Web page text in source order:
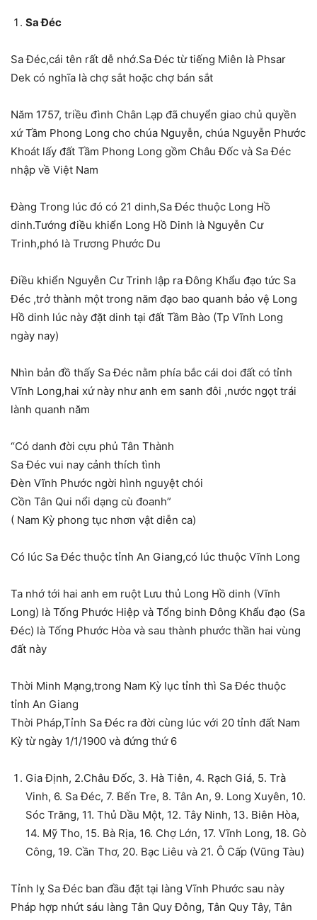
Sa Đéc
Sa Đéc,cái tên rất dễ nhớ.Sa Đéc từ tiếng Miên là Phsar
Dek có nghĩa là chợ sắt hoặc chợ bán sắt
Năm 1757, triều đình Chân Lạp đã chuyển giao chủ quyền
xứ Tầm Phong Long cho chúa Nguyễn, chúa Nguyễn Phước
Khoát lấy đất Tầm Phong Long gồm Châu Đốc và Sa Đéc
nhập về Việt Nam
Đàng Trong lúc đó có 21 dinh,Sa Đéc thuộc Long Hồ
dinh.Tướng điều khiển Long Hồ Dinh là Nguyễn Cư
Trinh,phó là Trương Phước Du
Điều khiển Nguyễn Cư Trinh lập ra Đông Khẩu đạo tức Sa
Đéc ,trở thành một trong năm đạo bao quanh bảo vệ Long
Hồ dinh lúc này đặt dinh tại đất Tầm Bào (Tp Vĩnh Long
ngày nay)
Nhìn bản đồ thấy Sa Đéc nằm phía bắc cái doi đất có tỉnh
Vĩnh Long,hai xứ này như anh em sanh đôi ,nước ngọt trái
lành quanh năm
“Có danh đời cựu phủ Tân Thành
Sa Đéc vui nay cảnh thích tình
Đèn Vĩnh Phước ngời hình nguyệt chói
Cồn Tân Qui nổi dạng cù đoanh”
( Nam Kỳ phong tục nhơn vật diễn ca)
Có lúc Sa Đéc thuộc tỉnh An Giang,có lúc thuộc Vĩnh Long
Ta nhớ tới hai anh em ruột Lưu thủ Long Hồ dinh (Vĩnh
Long) là Tống Phước Hiệp và Tổng binh Đông Khẩu đạo (Sa
Đéc) là Tống Phước Hòa và sau thành phước thần hai vùng
đất này
Thời Minh Mạng,trong Nam Kỳ lục tỉnh thì Sa Đéc thuộc
tỉnh An Giang
Thời Pháp,Tỉnh Sa Đéc ra đời cùng lúc với 20 tỉnh đất Nam
Kỳ từ ngày 1/1/1900 và đứng thứ 6
Gia Định, 2.Châu Đốc, 3. Hà Tiên, 4. Rạch Giá, 5. Trà
Vinh, 6. Sa Đéc, 7. Bến Tre, 8. Tân An, 9. Long Xuyên, 10.
Sóc Trăng, 11. Thủ Dầu Một, 12. Tây Ninh, 13. Biên Hòa,
14. Mỹ Tho, 15. Bà Rịa, 16. Chợ Lớn, 17. Vĩnh Long, 18. Gò
Công, 19. Cần Thơ, 20. Bạc Liêu và 21. Ô Cấp (Vũng Tàu)
Tỉnh lỵ Sa Đéc ban đầu đặt tại làng Vĩnh Phước sau này
Pháp hợp nhứt sáu làng Tân Quy Đông, Tân Quy Tây, Tân